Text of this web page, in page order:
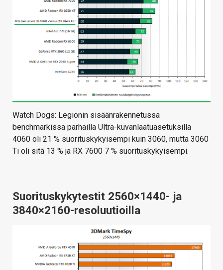
Watch Dogs: Legionin sisäänrakennetussa
benchmarkissa parhailla Ultra-kuvanlaatuasetuksilla
4060 oli 21 % suorituskykyisempi kuin 3060, mutta 3060
Ti oli sitä 13 % ja RX 7600 7 % suorituskykyisempi.
Suorituskykytestit 2560×1440- ja
3840×2160-resoluutioilla